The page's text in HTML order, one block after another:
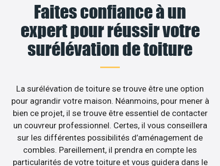
Faites confiance à un
expert pour réussir votre
surélévation de toiture
La surélévation de toiture se trouve être une option
pour agrandir votre maison. Néanmoins, pour mener à
bien ce projet, il se trouve être essentiel de contacter
un couvreur professionnel. Certes, il vous conseillera
sur les différentes possibilités d’aménagement de
combles. Pareillement, il prendra en compte les
particularités de votre toiture et vous guidera dans le